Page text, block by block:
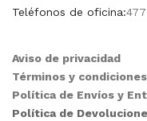
Teléfonos de oficina:
Aviso de privacidad
Términos y condiciones
Política de Envíos y
Política de